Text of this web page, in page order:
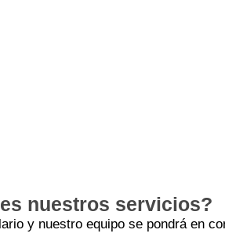
nuestros servicios?
y nuestro equipo se pondrá en